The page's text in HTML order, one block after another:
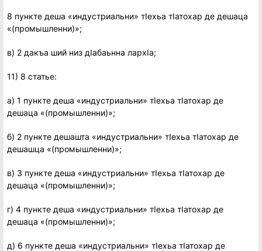
8 пункте деша «индустриальни» тIехьа тIатохар де дешаца
«(промышленни)»;
в) 2 дакъа ший низ дIабаьнна лархIа;
11) 8 статье:
а) 1 пункте деша «индустриальни» тIехьа тIатохар де
дешаца «(промышленни)»;
б) 2 пункте дешашта «индустриальни» тIехьа тIатохар де
дешашца «(промышленни)»;
в) 3 пункте деша «индустриальни» тIехьа тIатохар де
дешаца «(промышленни)»;
г) 4 пункте деша «индустриальни» тIехьа тIатохар де
дешаца «(промышленни)»;
д) 6 пункте деша «индустриальни» тIехьа тIатохар де